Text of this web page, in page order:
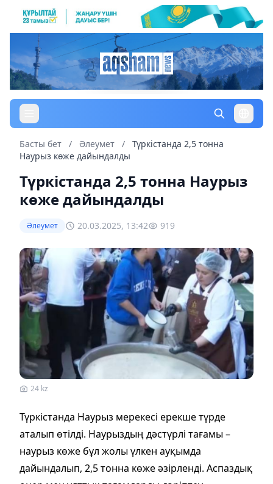
Басты бет / Әлеумет /
Түркістанда 2,5 тонна
Наурыз көже дайындалды
Түркістанда 2,5 тонна Наурыз
көже дайындалды
Әлеумет 20.03.2025, 13:42 919
24 kz
Түркістанда Наурыз мерекесі ерекше түрде
аталып өтілді. Наурыздың дәстүрлі тағамы –
наурыз көже бұл жолы үлкен ауқымда
дайындалып, 2,5 тонна көже әзірленді. Аспаздық